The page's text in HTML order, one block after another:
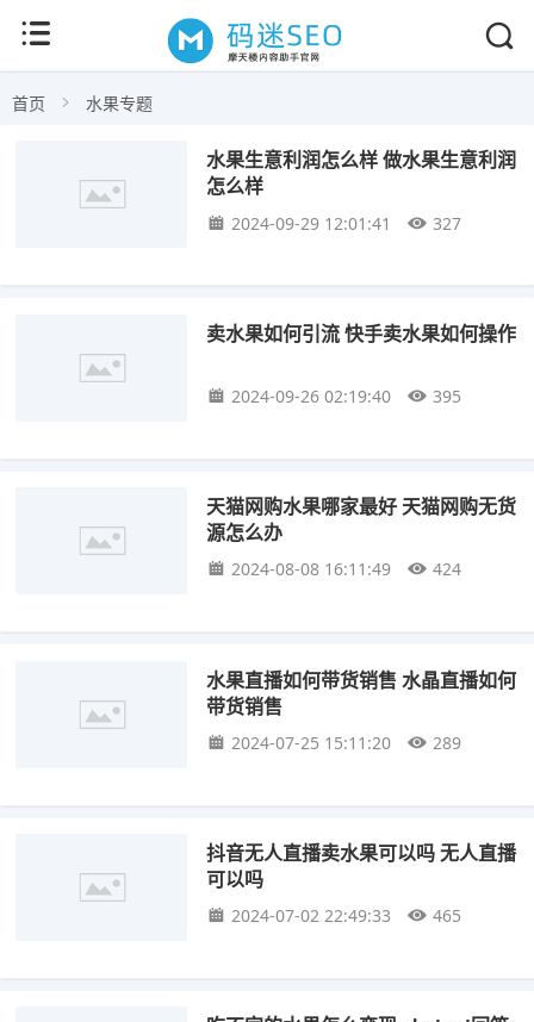
首页 水果专题
水果生意利润怎么样 做水果生意利润
怎么样
2024-09-29 12:01:41 327
卖水果如何引流 快手卖水果如何操作
2024-09-26 02:19:40 395
天猫网购水果哪家最好 天猫网购无货
源怎么办
2024-08-08 16:11:49 424
水果直播如何带货销售 水晶直播如何
带货销售
2024-07-25 15:11:20 289
抖音无人直播卖水果可以吗 无人直播
可以吗
2024-07-02 22:49:33 465